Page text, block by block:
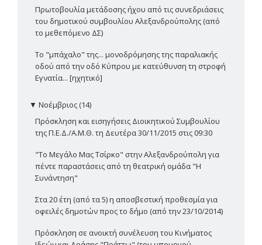
Πρωτοβουλία μετάδοσης ήχου από τις συνεδριάσεις
του δημοτικού συμβουλίου Αλεξανδρούπολης (από
το μεθεπόμενο ΔΣ)
Το "μπάχαλο" της... μονοδρόμησης της παραλιακής
οδού από την οδό Κύπρου με κατεύθυνση τη στροφή
Εγνατία... [ηχητικό]
▼ Νοέμβριος (14)
Πρόσκληση και εισηγήσεις Διοικητικού Συμβουλίου
της Π.Ε.Δ./Α.Μ.Θ. τη Δευτέρα 30/11/2015 στις 09:30
"Το Μεγάλο Μας Τσίρκο" στην Αλεξανδρούπολη για
πέντε παραστάσεις από τη θεατρική ομάδα "Η
Συνάντηση"
Στα 20 έτη (από τα 5) η αποσβεστική προθεσμία για
οφειλές δημοτών προς το δήμο (από την 23/10/2014)
Πρόσκληση σε ανοικτή συνέλευση του Κινήματος